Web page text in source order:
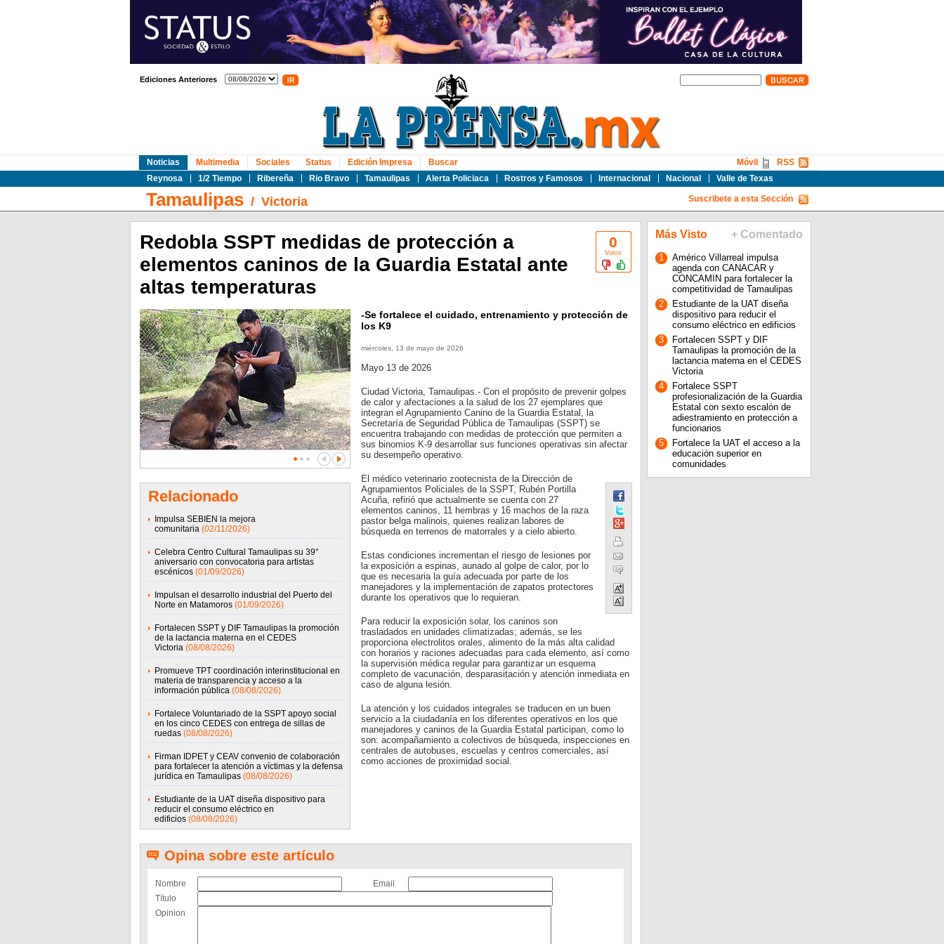
Ediciones Anteriores
Noticias
Reynosa
1/2 Tiempo Ribereña Rio Bravo Tamaulipas Alerta Policiaca Rostros y Famosos Internacional Nacional Valle de Texas
Multimedia Sociales Status Edición Impresa Buscar RSS
Móvil
Tamaulipas/ Victoria Suscribete a esta Sección
0
Votos
Redobla SSPT medidas de protección a
elementos caninos de la Guardia Estatal ante
altas temperaturas
Relacionado
Impulsa SEBIEN la mejora
comunitaria (02/11/2026)
Celebra Centro Cultural Tamaulipas su 39°
aniversario con convocatoria para artistas
escénicos (01/09/2026)
Impulsan el desarrollo industrial del Puerto del
Norte en Matamoros (01/09/2026)
Fortalecen SSPT y DIF Tamaulipas la promoción
de la lactancia materna en el CEDES
Victoria (08/08/2026)
Promueve TPT coordinación interinstitucional en
materia de transparencia y acceso a la
información pública (08/08/2026)
Fortalece Voluntariado de la SSPT apoyo social
en los cinco CEDES con entrega de sillas de
ruedas (08/08/2026)
Firman IDPET y CEAV convenio de colaboración
para fortalecer la atención a víctimas y la defensa
jurídica en Tamaulipas (08/08/2026)
Estudiante de la UAT diseña dispositivo para
reducir el consumo eléctrico en
edificios (08/08/2026)
-Se fortalece el cuidado, entrenamiento y protección de
los K9
miércoles, 13 de mayo de 2026
Mayo 13 de 2026
Ciudad Victoria, Tamaulipas.- Con el propósito de prevenir golpes
de calor y afectaciones a la salud de los 27 ejemplares que
integran el Agrupamiento Canino de la Guardia Estatal, la
Secretaría de Seguridad Pública de Tamaulipas (SSPT) se
encuentra trabajando con medidas de protección que permiten a
sus binomios K-9 desarrollar sus funciones operativas sin afectar
su desempeño operativo.
El médico veterinario zootecnista de la Dirección de
Agrupamientos Policiales de la SSPT, Rubén Portilla
Acuña, refirió que actualmente se cuenta con 27
elementos caninos, 11 hembras y 16 machos de la raza
pastor belga malinois, quienes realizan labores de
búsqueda en terrenos de matorrales y a cielo abierto.
Estas condiciones incrementan el riesgo de lesiones por
la exposición a espinas, aunado al golpe de calor, por lo
que es necesaria la guía adecuada por parte de los
manejadores y la implementación de zapatos protectores
durante los operativos que lo requieran.
Para reducir la exposición solar, los caninos son
trasladados en unidades climatizadas; además, se les
proporciona electrolitos orales, alimento de la más alta calidad
con horarios y raciones adecuadas para cada elemento, así como
la supervisión médica regular para garantizar un esquema
completo de vacunación, desparasitación y atención inmediata en
caso de alguna lesión.
La atención y los cuidados integrales se traducen en un buen
servicio a la ciudadanía en los diferentes operativos en los que
manejadores y caninos de la Guardia Estatal participan, como lo
son: acompañamiento a colectivos de búsqueda, inspecciones en
centrales de autobuses, escuelas y centros comerciales, así
como acciones de proximidad social.
Opina sobre este artículo
Nombre
Email
Título
Opinion
Más Visto + Comentado
1
Américo Villarreal impulsa
agenda con CANACAR y
CONCAMIN para fortalecer la
competitividad de Tamaulipas
2
Estudiante de la UAT diseña
dispositivo para reducir el
consumo eléctrico en edificios
3
Fortalecen SSPT y DIF
Tamaulipas la promoción de la
lactancia materna en el CEDES
Victoria
4
Fortalece SSPT
profesionalización de la Guardia
Estatal con sexto escalón de
adiestramiento en protección a
funcionarios
5
Fortalece la UAT el acceso a la
educación superior en
comunidades